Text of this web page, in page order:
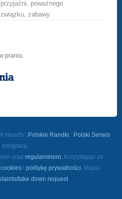
przyjaźni, poważnego
związku, zabawy
praniu.
Hearts : Polskie Randki : Polski Serwis
emigracji.
oraz regulaminem. Korzystając ze
i politykę prywatności. Mapa
take down request